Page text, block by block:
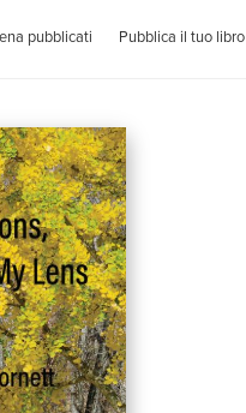
pubblicati Pubblica il tuo libro